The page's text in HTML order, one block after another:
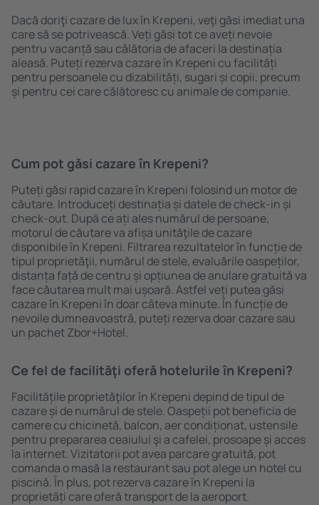
Dacă doriţi cazare de lux în Krepeni, veţi găsi imediat una
care să se potrivească. Veți găsi tot ce aveți nevoie
pentru vacanță sau călătoria de afaceri la destinația
aleasă. Puteți rezerva cazare în Krepeni cu facilități
pentru persoanele cu dizabilități, sugari și copii, precum
și pentru cei care călătoresc cu animale de companie.
Cum pot găsi cazare în Krepeni?
Puteți găsi rapid cazare în Krepeni folosind un motor de
căutare. Introduceți destinația și datele de check-in și
check-out. După ce ați ales numărul de persoane,
motorul de căutare va afișa unităţile de cazare
disponibile în Krepeni. Filtrarea rezultatelor în funcție de
tipul proprietăţii, numărul de stele, evaluările oaspeților,
distanța față de centru și opțiunea de anulare gratuită va
face căutarea mult mai ușoară. Astfel veți putea găsi
cazare în Krepeni în doar câteva minute. În funcție de
nevoile dumneavoastră, puteți rezerva doar cazare sau
un pachet Zbor+Hotel.
Ce fel de facilităţi oferă hotelurile în Krepeni?
Facilitățile proprietăţilor în Krepeni depind de tipul de
cazare și de numărul de stele. Oaspeții pot beneficia de
camere cu chicinetă, balcon, aer condiționat, ustensile
pentru prepararea ceaiului şi a cafelei, prosoape și acces
la internet. Vizitatorii pot avea parcare gratuită, pot
comanda o masă la restaurant sau pot alege un hotel cu
piscină. În plus, pot rezerva cazare în Krepeni la
proprietăți care oferă transport de la aeroport.